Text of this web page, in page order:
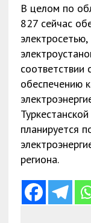
В целом по
827 сейчас
обеспечению
планируется
региона.